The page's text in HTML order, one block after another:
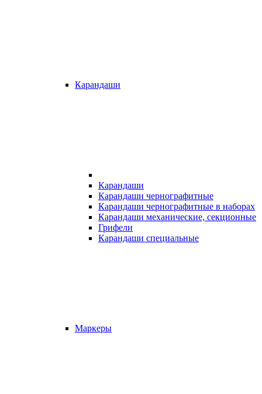
Карандаши
Карандаши
Карандаши чернографитные
Карандаши чернографитные в наборах
Карандаши механические, секционные
Грифели
Карандаши специальные
Маркеры